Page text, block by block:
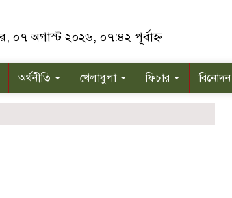
০৭ অগাস্ট ২০২৬, ০৭:৪২ পূর্বাহ্ন
অর্থনীতি খেলাধুলা ফিচার বিনোদন